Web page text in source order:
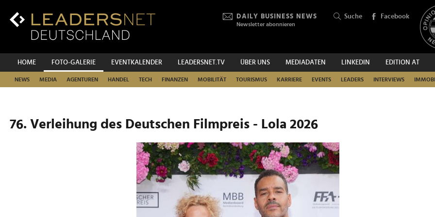
Inhalt
Hauptnavigation
DAILY BUSINESS NEWS
Newsletter abonnieren
Suche Facebook
HOME FOTO-GALERIE EVENTKALENDER LEADERSNET.TV ÜBER UNS MEDIADATEN LINKEDIN EDITION AT
NEWS MEDIA AGENTUREN HANDEL TECH FINANZEN MOBILITÄT TOURISMUS KARRIERE EVENTS LEADERS INTERVIEWS
SUCHEN
76. Verleihung des Deutschen Filmpreis - Lola 2026